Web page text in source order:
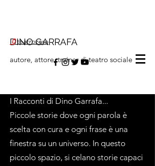
DINO GARRAFA
autore, attore, trainer di teatro sociale
0teatrozero
I Racconti di Dino Garrafa...
Piccole storie dove ogni parola è
scelta con cura e ogni frase è una
finestra su un universo. In questo
piccolo spazio, si celano storie capaci